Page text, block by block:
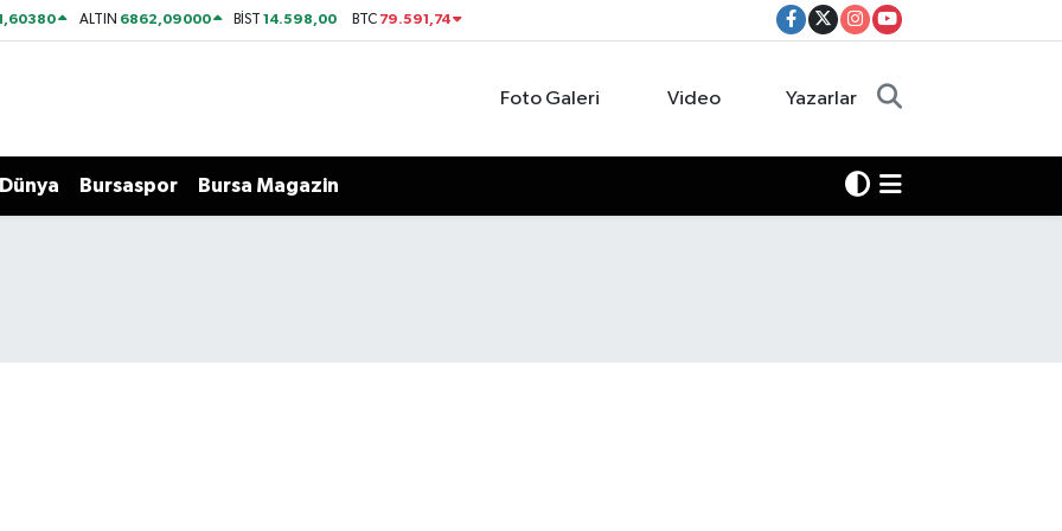
ALTIN 6862,09000 BİST14.598,00 BTC 79.591,74
Foto Galeri Video Yazarlar
Dünya Bursaspor Bursa Magazin